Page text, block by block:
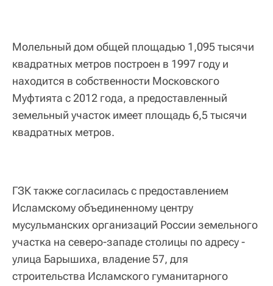
Молельный дом общей площадью 1,095 тысячи
квадратных метров построен в 1997 году и
находится в собственности Московского
Муфтията с 2012 года, а предоставленный
земельный участок имеет площадь 6,5 тысячи
квадратных метров.
ГЗК также согласилась с предоставлением
Исламскому объединенному центру
мусульманских организаций России земельного
участка на северо-западе столицы по адресу -
улица Барышиха, владение 57, для
строительства Исламского гуманитарного